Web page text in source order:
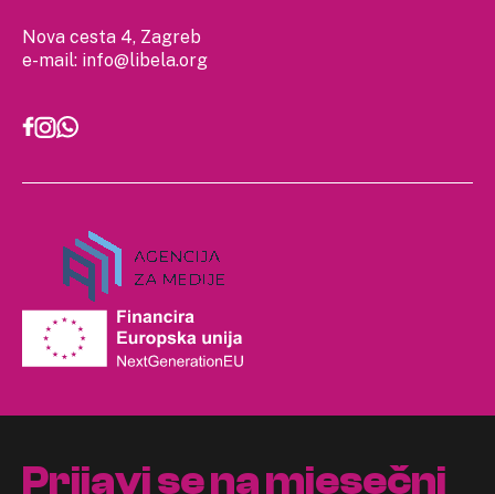
Nova cesta 4, Zagreb
e-mail: info@libela.org
Prijavi se na mjesečni